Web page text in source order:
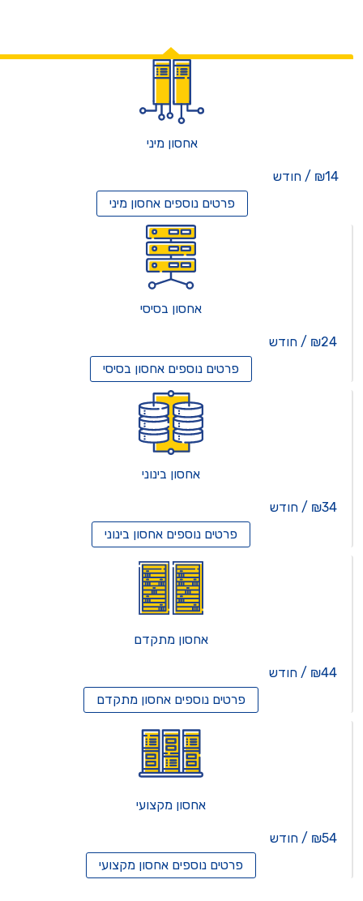
אחסון מיני
₪14 / חודש
פרטים נוספיםאחסון מיני
אחסון בסיסי
₪24 / חודש
פרטים נוספיםאחסון בסיסי
אחסון בינוני
₪34 / חודש
פרטים נוספיםאחסון בינוני
אחסון מתקדם
₪44 / חודש
פרטים נוספיםאחסון מתקדם
אחסון מקצועי
₪54 / חודש
פרטים נוספיםאחסון מקצועי